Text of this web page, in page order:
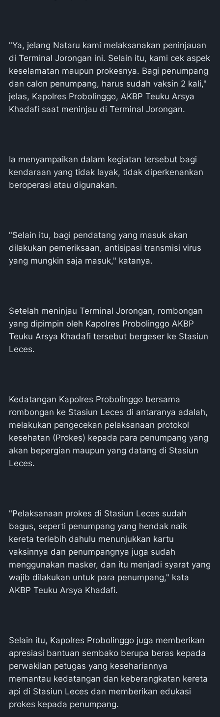
"Ya, jelang Nataru kami melaksanakan peninjauan
di Terminal Jorongan ini. Selain itu, kami cek aspek
keselamatan maupun prokesnya. Bagi penumpang
dan calon penumpang, harus sudah vaksin 2 kali,"
jelas, Kapolres Probolinggo, AKBP Teuku Arsya
Khadafi saat meninjau di Terminal Jorongan.
Ia menyampaikan dalam kegiatan tersebut bagi
kendaraan yang tidak layak, tidak diperkenankan
beroperasi atau digunakan.
"Selain itu, bagi pendatang yang masuk akan
dilakukan pemeriksaan, antisipasi transmisi virus
yang mungkin saja masuk," katanya.
Setelah meninjau Terminal Jorongan, rombongan
yang dipimpin oleh Kapolres Probolinggo AKBP
Teuku Arsya Khadafi tersebut bergeser ke Stasiun
Leces.
Kedatangan Kapolres Probolinggo bersama
rombongan ke Stasiun Leces di antaranya adalah,
melakukan pengecekan pelaksanaan protokol
kesehatan (Prokes) kepada para penumpang yang
akan bepergian maupun yang datang di Stasiun
Leces.
"Pelaksanaan prokes di Stasiun Leces sudah
bagus, seperti penumpang yang hendak naik
kereta terlebih dahulu menunjukkan kartu
vaksinnya dan penumpangnya juga sudah
menggunakan masker, dan itu menjadi syarat yang
wajib dilakukan untuk para penumpang," kata
AKBP Teuku Arsya Khadafi.
Selain itu, Kapolres Probolinggo juga memberikan
apresiasi bantuan sembako berupa beras kepada
perwakilan petugas yang kesehariannya
memantau kedatangan dan keberangkatan kereta
api di Stasiun Leces dan memberikan edukasi
prokes kepada penumpang.